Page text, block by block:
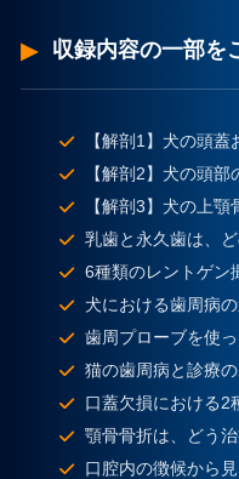
収録内容の一部を
【解剖1】犬の頭
【解剖2】犬の頭
【解剖3】犬の上
乳歯と永久歯は、
6種類のレントゲン
犬における歯周病
歯周プローブを使
猫の歯周病と診療
口蓋欠損における2
顎骨骨折は、どう
口腔内の徴候から